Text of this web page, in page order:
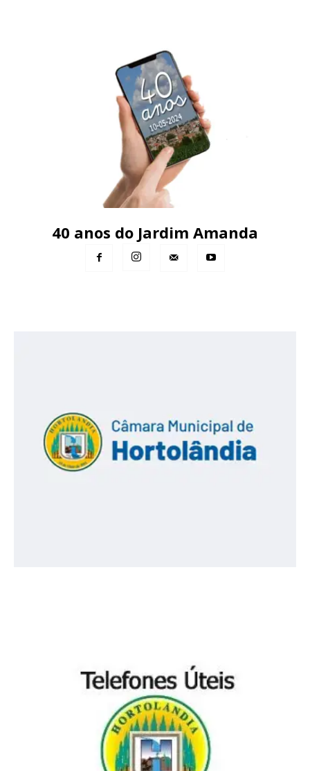
40 anos do Jardim Amanda